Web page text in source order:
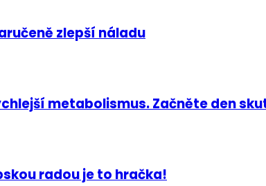
zlepší náladu
metabolismus. Začněte den
radou je to hračka!